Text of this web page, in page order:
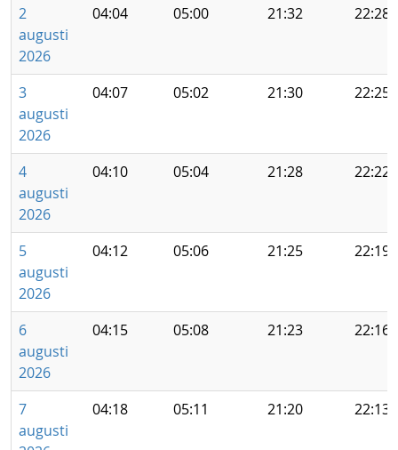
2
augusti
2026
04:04 05:00 21:32 22:28
3
augusti
2026
04:07 05:02 21:30 22:25
4
augusti
2026
04:10 05:04 21:28 22:22
5
augusti
2026
04:12 05:06 21:25 22:19
6
augusti
2026
04:15 05:08 21:23 22:16
7
augusti
04:18 05:11 21:20 22:13